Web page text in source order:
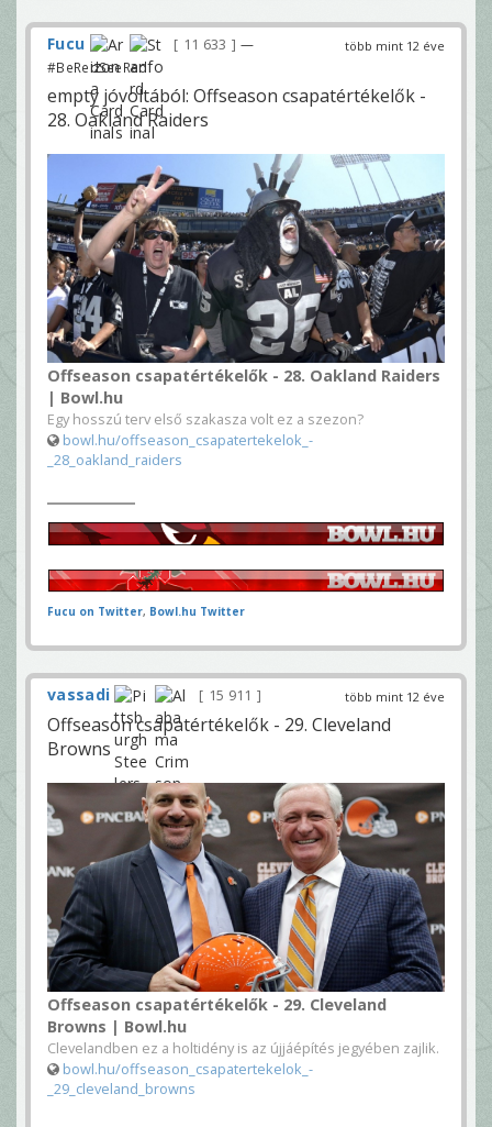
több mint 12 éve
Fucu 11 633
—
#BeRedSeeRed
empty jóvoltából: Offseason csapatértékelők -
28. Oakland Raiders
Offseason csapatértékelők - 28. Oakland Raiders
| Bowl.hu
Egy hosszú terv első szakasza volt ez a szezon?
bowl.hu/offseason_csapatertekelok_-
_28_oakland_raiders
Fucu on Twitter, Bowl.hu Twitter
több mint 12 éve
vassadi 15 911
Offseason csapatértékelők - 29. Cleveland
Browns
Offseason csapatértékelők - 29. Cleveland
Browns | Bowl.hu
Clevelandben ez a holtidény is az újjáépítés jegyében zajlik.
bowl.hu/offseason_csapatertekelok_-
_29_cleveland_browns